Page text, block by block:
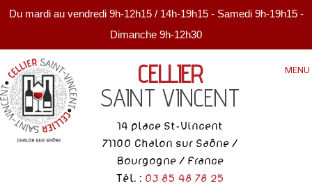
Du mardi au vendredi 9h-12h15 / 14h-19h15 - Samedi 9h-19h15 -
Dimanche 9h-12h30
CELLIER
SAINT VINCENT
14 place St-Vincent
71100 Chalon sur Saône /
Bourgogne / France
Tél. : 03 85 48 78 25
MENU